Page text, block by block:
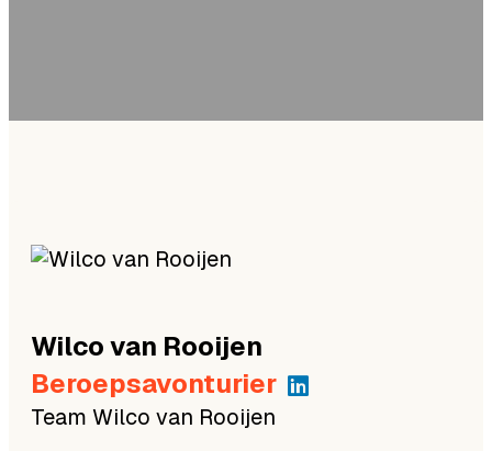
Wilcovan Rooijen
Beroepsavonturier
Team Wilco van Rooijen